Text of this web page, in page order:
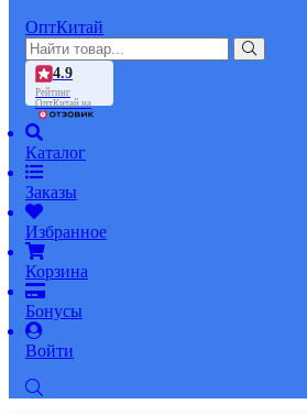
ОптКитай
4.9
Рейтинг
ОптКитай на
Каталог
Заказы
Избранное
Корзина
Бонусы
Войти